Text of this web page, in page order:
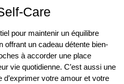
Care
pour maintenir un équilibre
offrant un cadeau détente bien-
à accorder une place
vie quotidienne. C’est aussi une
votre amour et votre